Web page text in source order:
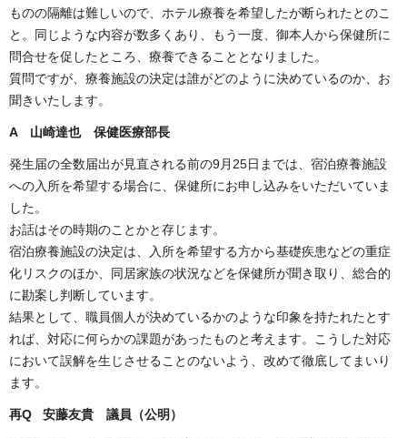
ものの隔離は難しいので、ホテル療養を希望したが断られたとのこ
と。同じような内容が数多くあり、もう一度、御本人から保健所に
問合せを促したところ、療養できることとなりました。
質問ですが、療養施設の決定は誰がどのように決めているのか、お
聞きいたします。
A 山崎達也 保健医療部長
発生届の全数届出が見直される前の9月25日までは、宿泊療養施設
への入所を希望する場合に、保健所にお申し込みをいただいていま
した。
お話はその時期のことかと存じます。
宿泊療養施設の決定は、入所を希望する方から基礎疾患などの重症
化リスクのほか、同居家族の状況などを保健所が聞き取り、総合的
に勘案し判断しています。
結果として、職員個人が決めているかのような印象を持たれたとす
れば、対応に何らかの課題があったものと考えます。こうした対応
において誤解を生じさせることのないよう、改めて徹底してまいり
ます。
再Q 安藤友貴 議員（公明）